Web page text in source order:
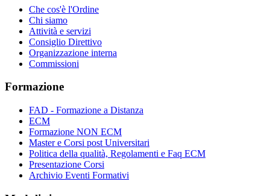
Che cos'è l'Ordine
Chi siamo
Attività e servizi
Consiglio Direttivo
Organizzazione interna
Commissioni
Formazione
FAD - Formazione a Distanza
ECM
Formazione NON ECM
Master e Corsi post Universitari
Politica della qualità, Regolamenti e Faq ECM
Presentazione Corsi
Archivio Eventi Formativi